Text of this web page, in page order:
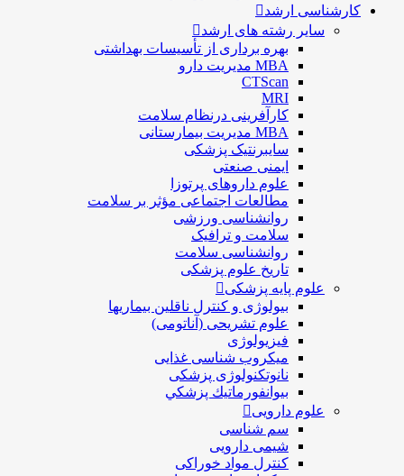
کارشناسی ارشد
سایر رشته های ارشد
بهره برداری از تأسیسات بهداشتی
MBA مدیریت دارو
CTScan
MRI
کارآفرینی درنظام سلامت
MBA مدیریت بیمارستانی
سایبرنتیک پزشکی
ایمنی صنعتی
علوم داروهای پرتوزا
مطالعات اجتماعی مؤثر بر سلامت
روانشناسی ورزشی
سلامت و ترافیک
روانشناسی سلامت
تاریخ علوم پزشکی
علوم پایه پزشکی
بیولوژی و کنترل ناقلین بیماریها
علوم تشریحی (آناتومی)
فیزیولوژی
ميكروب شناسی غذایی
نانوتکنولوژی پزشکی
بيوانفورماتيك پزشكي
علوم دارویی
سم شناسی
شیمی دارویی
کنترل مواد خوراکی